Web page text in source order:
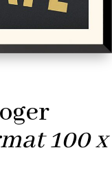
100 x